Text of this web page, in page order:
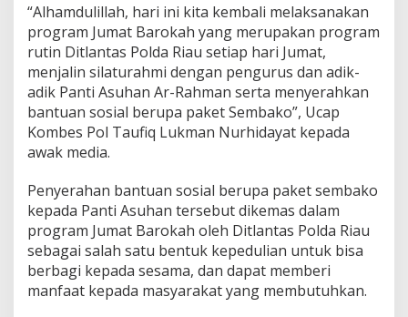
n
t
i
A
s
u
h
a
R
a
h
m
n
D
“Alhamdulillah, hari ini kita kembali melaksanakan
program Jumat Barokah yang merupakan program
rutin Ditlantas Polda Riau setiap hari Jumat,
menjalin silaturahmi dengan pengurus dan adik-
adik Panti Asuhan Ar-Rahman serta menyerahkan
bantuan sosial berupa paket Sembako”, Ucap
Kombes Pol Taufiq Lukman Nurhidayat kepada
awak media.
Penyerahan bantuan sosial berupa paket sembako
kepada Panti Asuhan tersebut dikemas dalam
program Jumat Barokah oleh Ditlantas Polda Riau
sebagai salah satu bentuk kepedulian untuk bisa
berbagi kepada sesama, dan dapat memberi
manfaat kepada masyarakat yang membutuhkan.